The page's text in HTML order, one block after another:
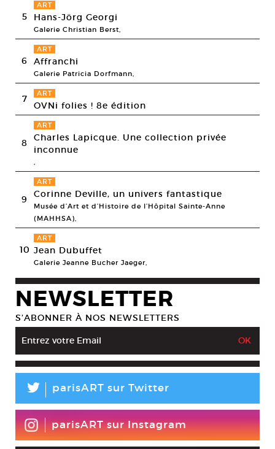
5
ART
Hans-Jörg Georgi
Galerie Christian Berst,
6
ART
Affranchi
Galerie Patricia Dorfmann,
7 ART
OVNi folies ! 8e édition
8
ART
Charles Lapicque. Une collection privée
inconnue
,
9
ART
Corinne Deville, un univers fantastique
Musée d’Art et d’Histoire de l’Hôpital Sainte-Anne
(MAHHSA),
10
ART
Jean Dubuffet
Galerie Jeanne Bucher Jaeger,
NEWSLETTER
S’ABONNER À NOS NEWSLETTERS
L parisART sur Twitter
parisART sur Instagram